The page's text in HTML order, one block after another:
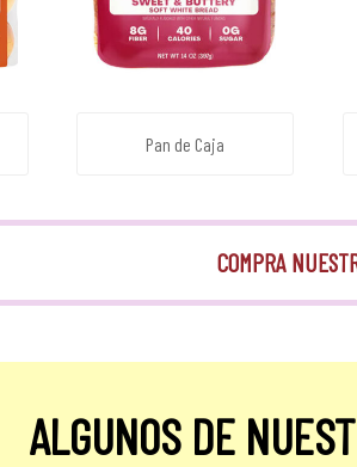
Pan de Caja
COMPRA
ALGUNOS DE